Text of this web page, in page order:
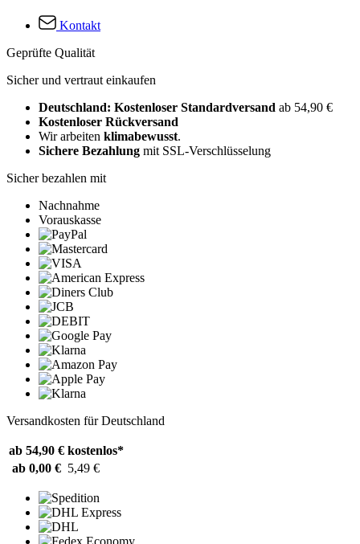
Kontakt
Geprüfte Qualität
Sicher und vertraut einkaufen
Deutschland: Kostenloser Standardversand ab 54,90 €
Kostenloser Rückversand
Wir arbeiten klimabewusst.
Sichere Bezahlung mit SSL-Verschlüsselung
Sicher bezahlen mit
Nachnahme
Vorauskasse
Versandkosten für Deutschland
ab 54,90 € kostenlos*
ab 0,00 € 5,49 €